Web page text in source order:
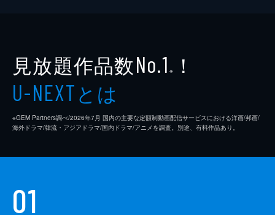
見放題作品数No.1 ※ ！
U-NEXTとは
※GEM Partners調べ/2026年7⽉ 国内の主要な定額制動画配信サービスにおける洋画/邦画/
海外ドラマ/韓流・アジアドラマ/国内ドラマ/アニメを調査。別途、有料作品あり。
01